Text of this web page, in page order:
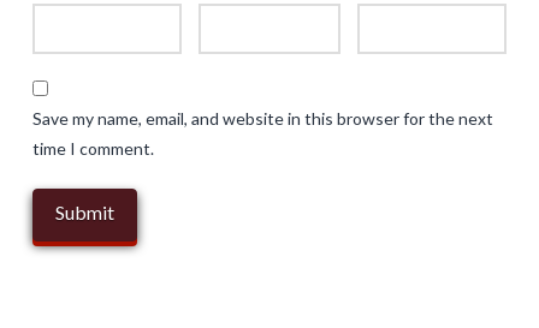
Driven
Approach04.20.2025
Save my name, email, and website in this browser for the next
time I comment.